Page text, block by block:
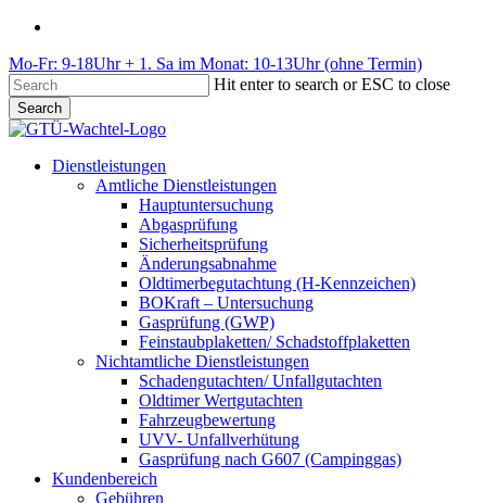
Skip
main
content
Mo-Fr: 9-18Uhr + 1. Sa im Monat: 10-13Uhr (ohne Termin)
Hit enter to search or ESC to close
Search
Close
Menu
Dienstleistungen
Amtliche Dienstleistungen
Hauptuntersuchung
Abgasprüfung
Sicherheitsprüfung
Änderungsabnahme
Oldtimerbegutachtung (H-Kennzeichen)
BOKraft – Untersuchung
Gasprüfung (GWP)
Feinstaubplaketten/ Schadstoffplaketten
Nichtamtliche Dienstleistungen
Schadengutachten/ Unfallgutachten
Oldtimer Wertgutachten
Fahrzeugbewertung
UVV- Unfallverhütung
Gasprüfung nach G607 (Campinggas)
Kundenbereich
Gebühren